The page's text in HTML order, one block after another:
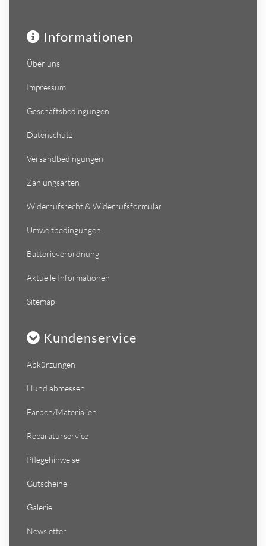
Informationen
Über uns
Impressum
Geschäftsbedingungen
Datenschutz
Versandbedingungen
Zahlungsarten
Widerrufsrecht & Widerrufsformular
Umweltbedingungen
Batterieverordnung
Aktuelle Informationen
Sitemap
Kundenservice
Abkürzungen
Hund abmessen
Farben/Materialien
Reparaturservice
Pflegehinweise
Gutscheine
Galerie
Newsletter